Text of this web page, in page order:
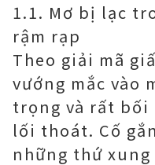
1.1. Mơ bị lạc
rậm rạp
Theo giải mã
vướng mắc vào
trọng và rất bối
lối thoát. Cố
những thứ